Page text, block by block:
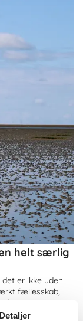
helt særlig
er ikke uden
fællesskab,
et oplagt
Detaljer